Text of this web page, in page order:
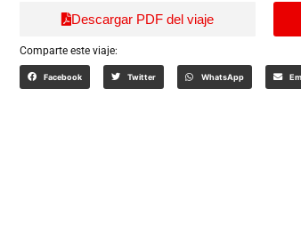
Descargar PDF del viaje
Comparte este viaje:
Facebook Twitter WhatsApp